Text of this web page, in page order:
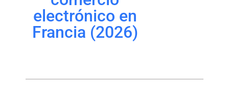
electrónico en
Francia (2026)